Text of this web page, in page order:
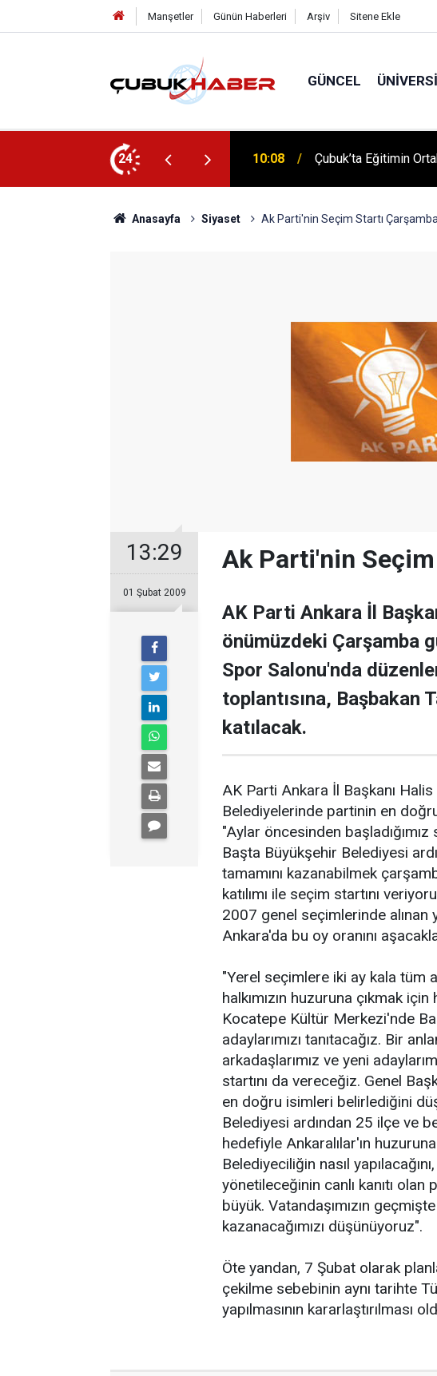
Manşetler Günün Haberleri Arşiv Sitene Ekle
GÜNCEL
24
Eranıl Vizyonu 12:06 ÇUBUK’TA ‘YAZA
Anasayfa Siyaset Ak Parti'nin Seçim Startı
13:29
01 Şubat 2009
Ak Parti'nin
AK Parti Ankara İl
önümüzdeki Çarşamba
Spor Salonu'nda
toplantısına, Başbakan
katılacak.
AK Parti Ankara İl Başkanı
Belediyelerinde partinin en
"Aylar öncesinden başladığımız
Başta Büyükşehir Belediyesi
tamamını kazanabilmek
katılımı ile seçim startını
2007 genel seçimlerinde alınan
Ankara'da bu oy oranını
"Yerel seçimlere iki ay kala tüm
halkımızın huzuruna çıkmak için
Kocatepe Kültür Merkezi'nde
adaylarımızı tanıtacağız. Bir
arkadaşlarımız ve yeni
startını da vereceğiz. Genel
en doğru isimleri belirlediğini
Belediyesi ardından 25 ilçe ve
hedefiyle Ankaralılar'ın huzuruna
Belediyeciliğin nasıl
yönetileceğinin canlı kanıtı olan
büyük. Vatandaşımızın
kazanacağımızı düşünüyoruz".
Öte yandan, 7 Şubat olarak
çekilme sebebinin aynı tarihte
yapılmasının kararlaştırılması